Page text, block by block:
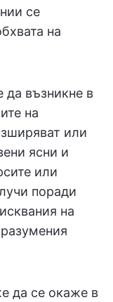
се
на
да възникне в
на
или
ясни и
или
поради
на
да се окаже в